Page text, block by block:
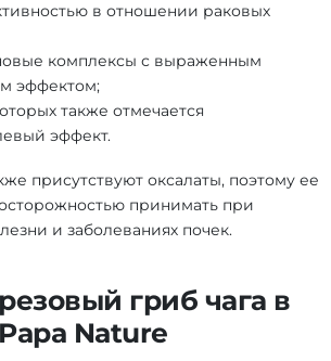
в отношении раковых
комплексы с выраженным
эффектом;
также отмечается
эффект.
присутствуют оксалаты, поэтому ее
принимать при
и заболеваниях почек.
гриб чага в
Nature